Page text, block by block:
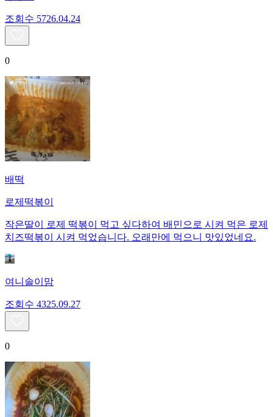
조회수 5726.04.24
0
배떡
로제떡볶이
작은딸이 로제 떡볶이 먹고 싶다하여 배민으로 시켜 먹은 로제
치즈떡볶이 시켜 먹었습니다. 오래만에 먹으니 맛있었네요.
여니솔이맘
조회수 4325.09.27
0